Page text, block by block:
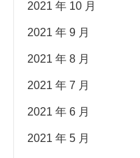
2021 年 10 月
2021 年 9 月
2021 年 8 月
2021 年 7 月
2021 年 6 月
2021 年 5 月